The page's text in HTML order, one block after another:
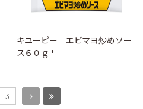
キユーピー エビマヨ炒めソー
ス６０ｇ *
3